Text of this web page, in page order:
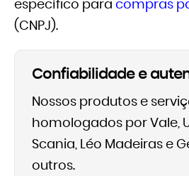
específico para compras
(CNPJ).
Confiabilidade e
Nossos produtos e
homologados por Vale,
Scania, Léo Madeiras e
outros.